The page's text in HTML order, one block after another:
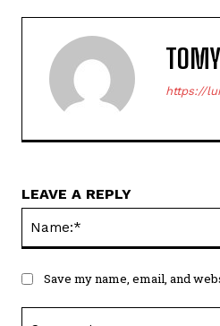
https://
LEAVE A REPLY
Save my name, email, and